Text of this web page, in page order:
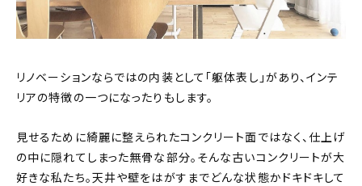
リノベーションならではの内装として「躯体表し」があり、インテ
リアの特徴の一つになったりもします。
見せるために綺麗に整えられたコンクリート面ではなく、仕上げ
の中に隠れてしまった無骨な部分。そんな古いコンクリートが大
好きな私たち。天井や壁をはがすまでどんな状態かドキドキして